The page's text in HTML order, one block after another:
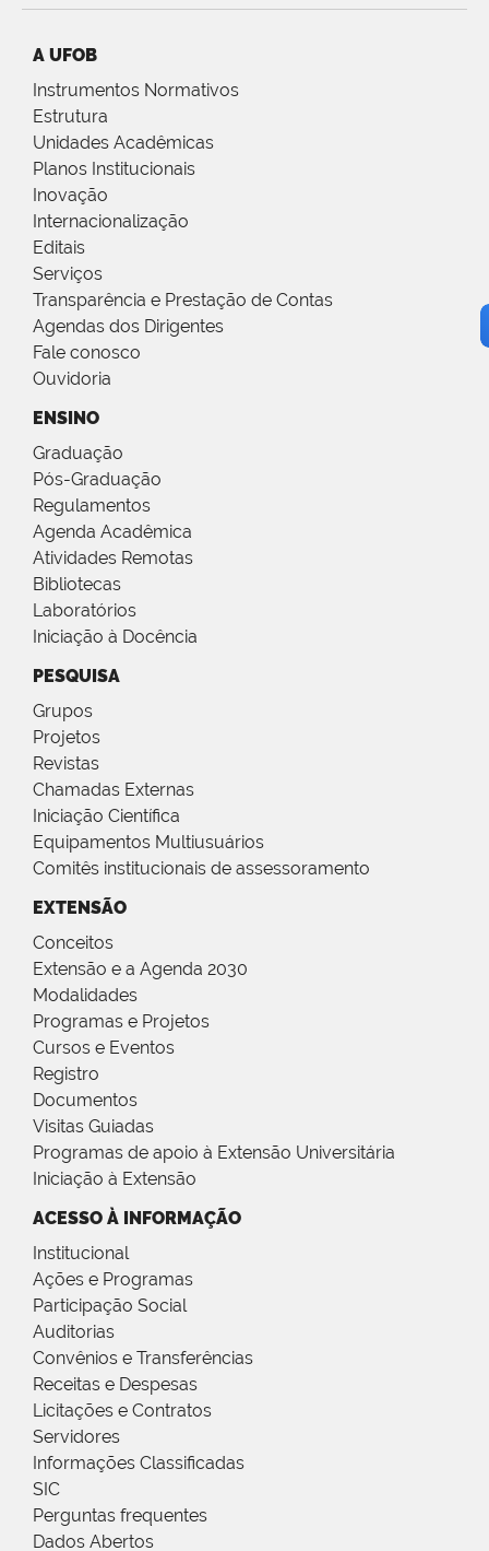
A UFOB
Instrumentos Normativos
Estrutura
Unidades Acadêmicas
Planos Institucionais
Inovação
Internacionalização
Editais
Serviços
Transparência e Prestação de Contas
Agendas dos Dirigentes
Fale conosco
Ouvidoria
ENSINO
Graduação
Pós-Graduação
Regulamentos
Agenda Acadêmica
Atividades Remotas
Bibliotecas
Laboratórios
Iniciação à Docência
PESQUISA
Grupos
Projetos
Revistas
Chamadas Externas
Iniciação Científica
Equipamentos Multiusuários
Comitês institucionais de assessoramento
EXTENSÃO
Conceitos
Extensão e a Agenda 2030
Modalidades
Programas e Projetos
Cursos e Eventos
Registro
Documentos
Visitas Guiadas
Programas de apoio à Extensão Universitária
Iniciação à Extensão
ACESSO À INFORMAÇÃO
Institucional
Ações e Programas
Participação Social
Auditorias
Convênios e Transferências
Receitas e Despesas
Licitações e Contratos
Servidores
Informações Classificadas
SIC
Perguntas frequentes
Dados Abertos